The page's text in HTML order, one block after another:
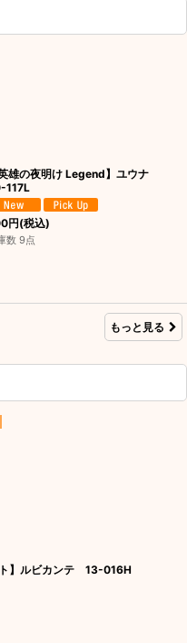
英雄の夜明け Legend】ユウナ
117L
円(税込)
数 9点
もっと見る
】ルビカンテ 13-016H